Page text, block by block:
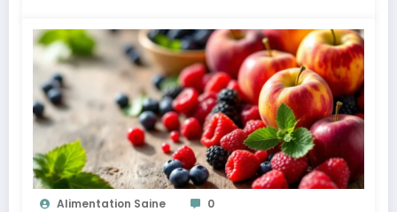
Alimentation Saine 0